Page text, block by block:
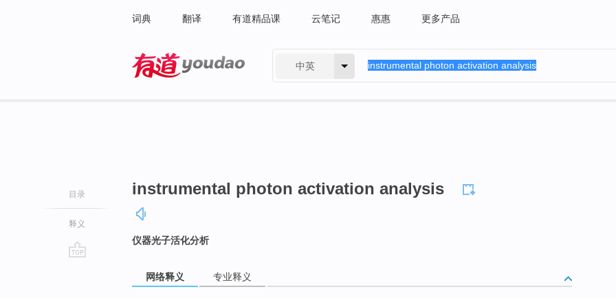
词典 翻译 有道精品课 云笔记 惠惠 更多产品
中英
目录
释义
instrumental photon activation analysis
仪器光子活化分析
网络释义 专业释义